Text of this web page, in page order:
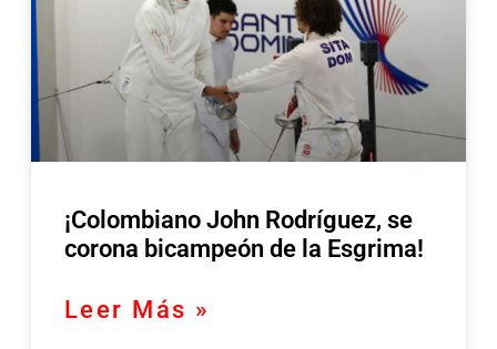
¡Colombiano John Rodríguez, se
corona bicampeón de la Esgrima!
Leer Más »